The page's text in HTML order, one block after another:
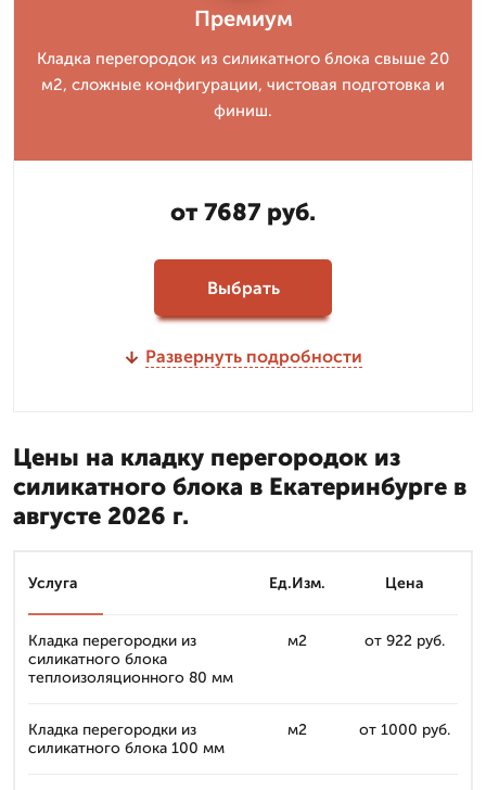
Премиум
Кладка перегородок из силикатного блока свыше 20
м2, сложные конфигурации, чистовая подготовка и
финиш.
от 7687 руб.
Выбрать
Развернуть подробности
Цены на кладку перегородок из
силикатного блока в Екатеринбурге в
августе 2026 г.
Услуга Ед.Изм. Цена
Кладка перегородки из
силикатного блока
теплоизоляционного 80 мм
м2 от 922 руб.
Кладка перегородки из
силикатного блока 100 мм
м2 от 1000 руб.